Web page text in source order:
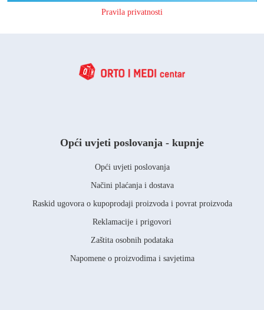
Opći uvjeti poslovanja - kupnje
Opći uvjeti poslovanja
Načini plaćanja i dostava
Raskid ugovora o kupoprodaji proizvoda i povrat proizvoda
Reklamacije i prigovori
Zaštita osobnih podataka
Napomene o proizvodima i savjetima
Pravila privatnosti